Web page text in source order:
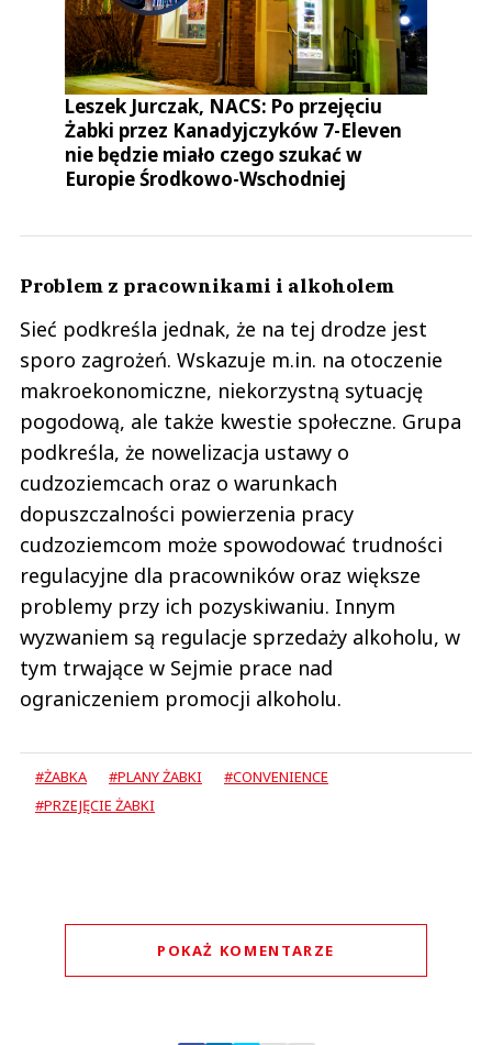
Leszek Jurczak, NACS: Po przejęciu
Żabki przez Kanadyjczyków 7-Eleven
nie będzie miało czego szukać w
Europie Środkowo-Wschodniej
Problem z pracownikami i alkoholem
Sieć podkreśla jednak, że na tej drodze jest
sporo zagrożeń. Wskazuje m.in. na otoczenie
makroekonomiczne, niekorzystną sytuację
pogodową, ale także kwestie społeczne. Grupa
podkreśla, że nowelizacja ustawy o
cudzoziemcach oraz o warunkach
dopuszczalności powierzenia pracy
cudzoziemcom może spowodować trudności
regulacyjne dla pracowników oraz większe
problemy przy ich pozyskiwaniu. Innym
wyzwaniem są regulacje sprzedaży alkoholu, w
tym trwające w Sejmie prace nad
ograniczeniem promocji alkoholu.
#ŻABKA #PLANY ŻABKI
#CONVENIENCE
#PRZEJĘCIE ŻABKI
POKAŻ KOMENTARZE